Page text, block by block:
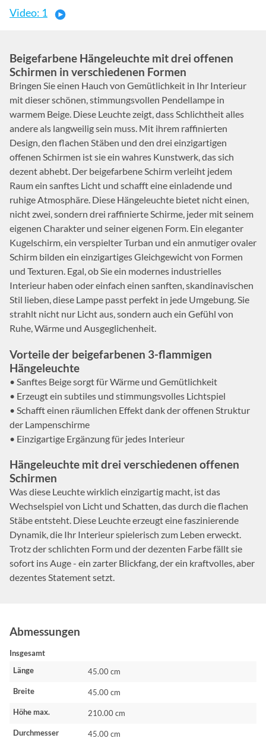
Video: 1
Beigefarbene Hängeleuchte mit drei offenen
Schirmen in verschiedenen Formen
Bringen Sie einen Hauch von Gemütlichkeit in Ihr Interieur
mit dieser schönen, stimmungsvollen Pendellampe in
warmem Beige. Diese Leuchte zeigt, dass Schlichtheit alles
andere als langweilig sein muss. Mit ihrem raffinierten
Design, den flachen Stäben und den drei einzigartigen
offenen Schirmen ist sie ein wahres Kunstwerk, das sich
dezent abhebt. Der beigefarbene Schirm verleiht jedem
Raum ein sanftes Licht und schafft eine einladende und
ruhige Atmosphäre. Diese Hängeleuchte bietet nicht einen,
nicht zwei, sondern drei raffinierte Schirme, jeder mit seinem
eigenen Charakter und seiner eigenen Form. Ein eleganter
Kugelschirm, ein verspielter Turban und ein anmutiger ovaler
Schirm bilden ein einzigartiges Gleichgewicht von Formen
und Texturen. Egal, ob Sie ein modernes industrielles
Interieur haben oder einfach einen sanften, skandinavischen
Stil lieben, diese Lampe passt perfekt in jede Umgebung. Sie
strahlt nicht nur Licht aus, sondern auch ein Gefühl von
Ruhe, Wärme und Ausgeglichenheit.
Vorteile der beigefarbenen 3-flammigen
Hängeleuchte
• Sanftes Beige sorgt für Wärme und Gemütlichkeit
• Erzeugt ein subtiles und stimmungsvolles Lichtspiel
• Schafft einen räumlichen Effekt dank der offenen Struktur
der Lampenschirme
• Einzigartige Ergänzung für jedes Interieur
Hängeleuchte mit drei verschiedenen offenen
Schirmen
Was diese Leuchte wirklich einzigartig macht, ist das
Wechselspiel von Licht und Schatten, das durch die flachen
Stäbe entsteht. Diese Leuchte erzeugt eine faszinierende
Dynamik, die Ihr Interieur spielerisch zum Leben erweckt.
Trotz der schlichten Form und der dezenten Farbe fällt sie
sofort ins Auge - ein zarter Blickfang, der ein kraftvolles, aber
dezentes Statement setzt.
Abmessungen
Insgesamt
Länge
45.00 cm
Breite 45.00 cm
Höhe max. 210.00 cm
Durchmesser 45.00 cm